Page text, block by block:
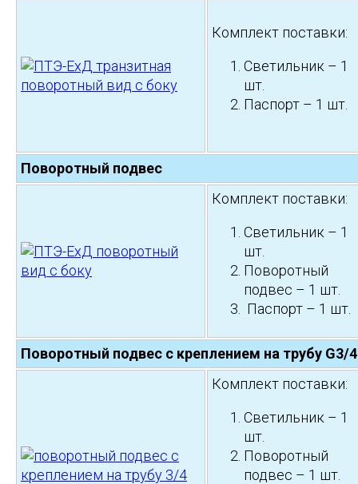
Комплект поставки:
Светильник – 1
шт.
Паспорт – 1 шт.
Поворотный подвес
Комплект поставки:
Светильник – 1
шт.
Поворотный
подвес – 1 шт.
Паспорт – 1 шт.
Поворотный подвес с креплением на трубу G3/4
Комплект поставки:
Светильник – 1
шт.
Поворотный
подвес – 1 шт.